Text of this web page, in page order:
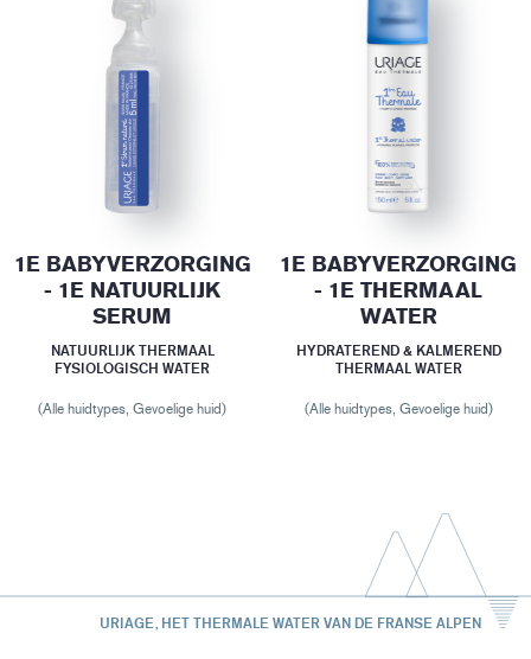
1E BABYVERZORGING
- 1E NATUURLIJK
SERUM
NATUURLIJK THERMAAL
FYSIOLOGISCH WATER
(Alle huidtypes, Gevoelige huid)
1E BABYVERZORGING
- 1E THERMAAL
WATER
HYDRATEREND & KALMEREND
THERMAAL WATER
(Alle huidtypes, Gevoelige huid)
URIAGE, HET THERMALE WATER VAN DE FRANSE ALPEN